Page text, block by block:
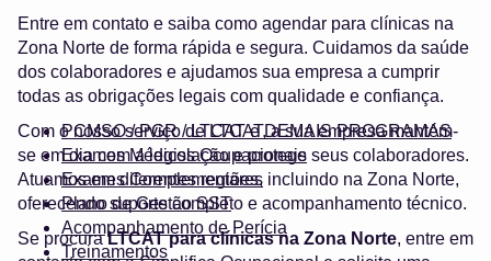
Entre em contato e saiba como agendar para clínicas na
Zona Norte de forma rápida e segura. Cuidamos da saúde
dos colaboradores e ajudamos sua empresa a cumprir
todas as obrigações legais com qualidade e confiança.
PCMSO / PGR / LTCAT e DEMAIS PROGRAMAS
Exames Médicos Ocupacionais
Exames Complementares
Plano de Gestão SST
Acompanhamento de Perícia
Treinamentos
Com o nosso serviço de LTCAT, a sua empresa mantém-
se em dia com a legislação e protege seus colaboradores.
Atuamos em diferentes regiões, incluindo na Zona Norte,
oferecendo suporte completo e acompanhamento técnico.
Se procuraLTCAT para clínicas na Zona Norte, entre em